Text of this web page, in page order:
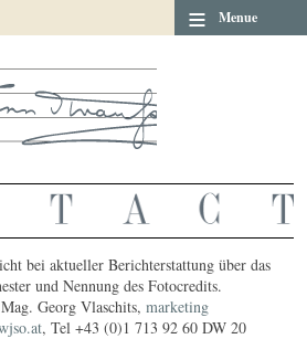
≡ Menue
bei aktueller Berichterstattung über das
und Nennung des Fotocredits.
Georg Vlaschits, marketing
, Tel +43 (0)1 713 92 60 DW 20